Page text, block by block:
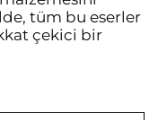
tüm bu eserler
çekici bir